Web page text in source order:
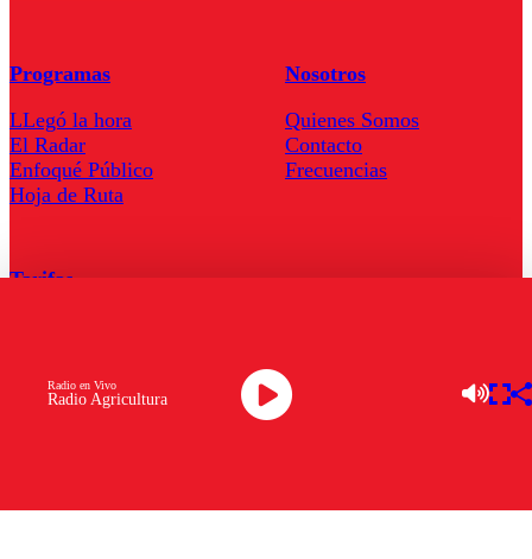
Radio Agricultura
Radio en Vivo
Programas
LLegó la hora
El Radar
Enfoqué Público
Hoja de Ruta
Nosotros
Quienes Somos
Contacto
Frecuencias
Tarifas
Descarga la APP